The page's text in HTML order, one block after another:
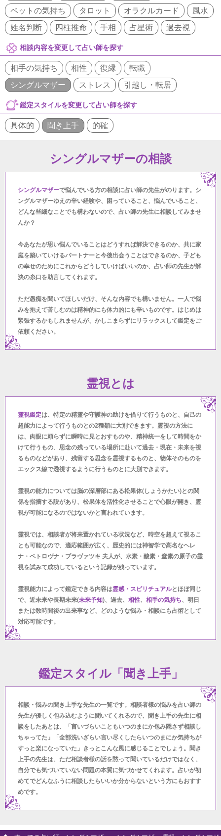
ペットの気持ち
タロット オラクルカード
風水
姓名判断
四柱推命 手相 占星術 過去視
相談内容を変更して占い師を探す
相手の気持ち 相性 復縁
転職
シングルマザー
ストレス 引越し・転居
鑑定スタイルを変更して占い師を探す
具体的 聞き上手 的確
シングルマザーの相談
シングルマザーで悩んでいる方の相談に占い師の先生がのります。シ
ングルマザーゆえの辛い経験や、困っていること、悩んでいること、
どんな些細なことでも構わないので、占い師の先生に相談してみませ
んか？
今あなたが思い悩んでいることはどうすれば解決できるのか、共に家
庭を築いていけるパートナーと今後出会うことはできるのか、子ども
の幸せのためにこれからどうしていけばいいのか、占い師の先生が解
決の糸口を助言してくれます。
ただ愚痴を聞いてほしいだけ、そんな内容でも構いません。一人で悩
みを抱えて苦しむのは精神的にも体力的にも辛いものです。はじめは
緊張するかもしれませんが、かしこまらずにリラックスして鑑定をご
依頼ください。
霊視とは
霊視鑑定は、特定の精霊や守護神の助けを借りて行うものと、自己の
超能力によって行うものとの2種類に大別できます。霊視の方法に
は、肉眼に頼らずに瞬時に見とおすものや、精神統一をして時間をか
けて行うもの、思念の残っている場所に赴いて過去・現在・未来を視
るものなどがあり、残留する思念を霊視するものと、物体そのものを
エックス線で透視するように行うものとに大別できます。
霊視の能力については脳の深層部にある松果体(しょうかたい)との関
係を指摘する説があり、松果体を活性化させることで心眼が開き、霊
視が可能になるのではないかと言われています。
霊視では、相談者が将来置かれている状況など、時空を超えて視るこ
とも可能なので、適応範囲が広く、歴史的には神智学で高名なヘレ
ナ・ペトロヴナ・ブラヴァツキ 夫人が、水素・酸素・窒素の原子の霊
視を試みて成功しているという記録が残っています。
霊視能力によって鑑定できる内容は霊感・スピリチュアルとほぼ同じ
で、近未来や長期未来(未来予知)、過去、 相性、 相手の気持ち、明日
または数時間後の出来事など、どのような悩み・相談にも占術として
対応可能です。
鑑定スタイル「聞き上手」
相談・悩みの聞き上手な先生の一覧です。相談者様の悩みを占い師の
先生が優しく包み込むように聞いてくれるので、聞き上手の先生に相
談をしたあとは、「言いづらいこともいつのまにか包み隠さず相談し
ちゃってた」「全部洗いざらい言い尽くしたらいつのまにか気持ちが
すっと楽になっていた」きっとこんな風に感じることでしょう。聞き
上手の先生は、ただ相談者様の話を黙って聞いているだけではなく、
自分でも気づいていない問題の本質に気づかせてくれます。占いが初
めてでどんなふうに相談したらいいか分からないという方にもおすす
めです。